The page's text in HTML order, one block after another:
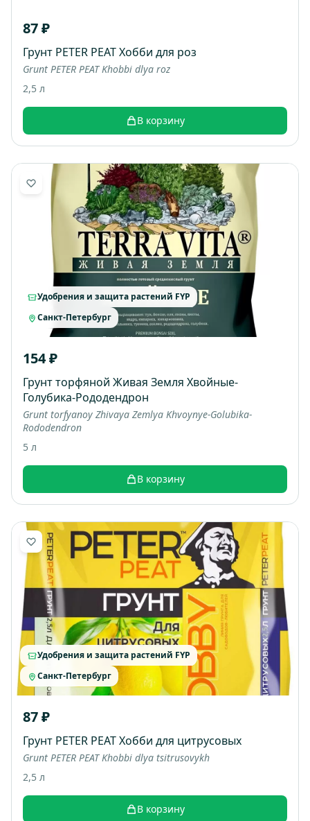
87 ₽
Грунт PETER PEAT Хобби для роз
Grunt PETER PEAT Khobbi dlya roz
2,5 л
В корзину
Удобрения и защита растений FYP
Санкт-Петербург
154 ₽
Грунт торфяной Живая Земля Хвойные-
Голубика-Рододендрон
Grunt torfyanoy Zhivaya Zemlya Khvoynye-Golubika-
Rododendron
5 л
В корзину
Удобрения и защита растений FYP
Санкт-Петербург
87 ₽
Грунт PETER PEAT Хобби для цитрусовых
Grunt PETER PEAT Khobbi dlya tsitrusovykh
2,5 л
В корзину